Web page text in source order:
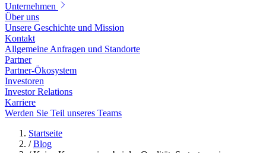
Unternehmen
Über uns
Unsere Geschichte und Mission
Kontakt
Allgemeine Anfragen und Standorte
Partner
Partner-Ökosystem
Investoren
Investor Relations
Karriere
Werden Sie Teil unseres Teams
Startseite
/ Blog